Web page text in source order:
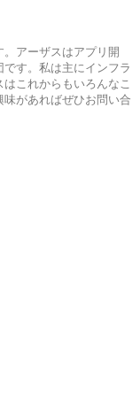
アーザスはアプリ開
す。私は主にインフラ
これからもいろんなこ
があればぜひお問い合